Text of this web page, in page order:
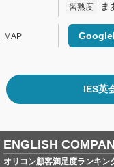
習熟度 ま
IES英
ENGLISH
オリコン顧客満足度ランキン